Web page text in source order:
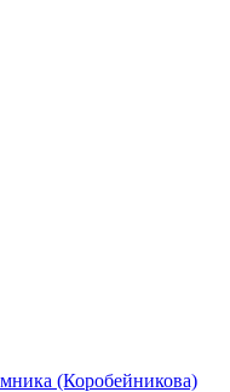
(Коробейникова)